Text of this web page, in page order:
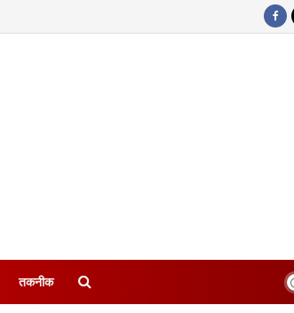
तकनीक